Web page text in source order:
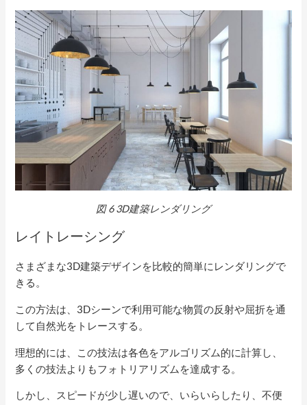
図63D建築レンダリング
レイトレーシング
さまざまな3D建築デザインを比較的簡単にレンダリングで
きる。
この方法は、3Dシーンで利用可能な物質の反射や屈折を通
して自然光をトレースする。
理想的には、この技法は各色をアルゴリズム的に計算し、
多くの技法よりもフォトリアリズムを達成する。
しかし、スピードが少し遅いので、いらいらしたり、不便